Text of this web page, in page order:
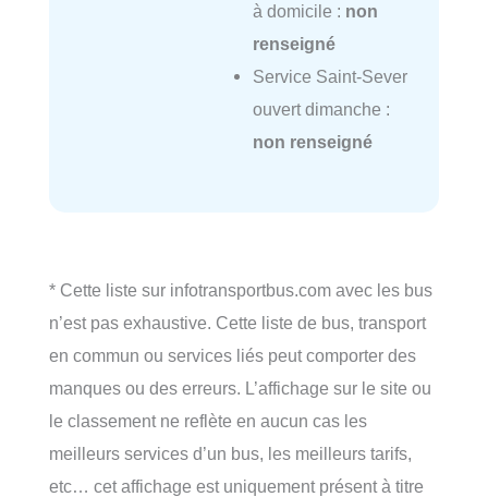
à domicile : non
renseigné
Service Saint-Sever
ouvert dimanche :
non renseigné
* Cette liste sur infotransportbus.com avec les bus
n’est pas exhaustive. Cette liste de bus, transport
en commun ou services liés peut comporter des
manques ou des erreurs. L’affichage sur le site ou
le classement ne reflète en aucun cas les
meilleurs services d’un bus, les meilleurs tarifs,
etc… cet affichage est uniquement présent à titre